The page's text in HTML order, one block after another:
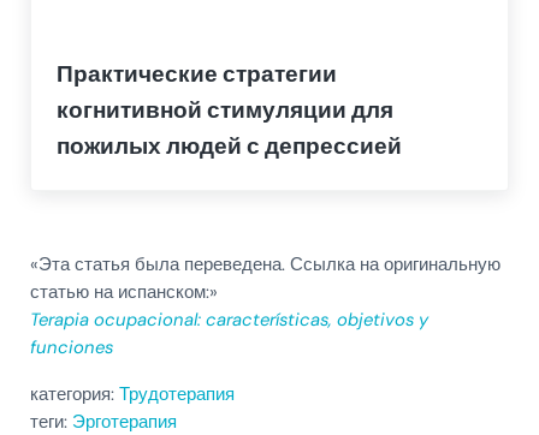
Практические стратегии
когнитивной стимуляции для
пожилых людей с депрессией
«Эта статья была переведена. Ссылка на оригинальную
статью на испанском:»
Terapia ocupacional: características, objetivos y
funciones
категория: Трудотерапия
теги: Эрготерапия